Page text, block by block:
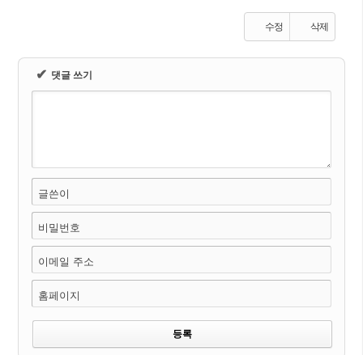
수정 삭제
✔ 댓글 쓰기
글쓴이
비밀번호
이메일 주소
홈페이지